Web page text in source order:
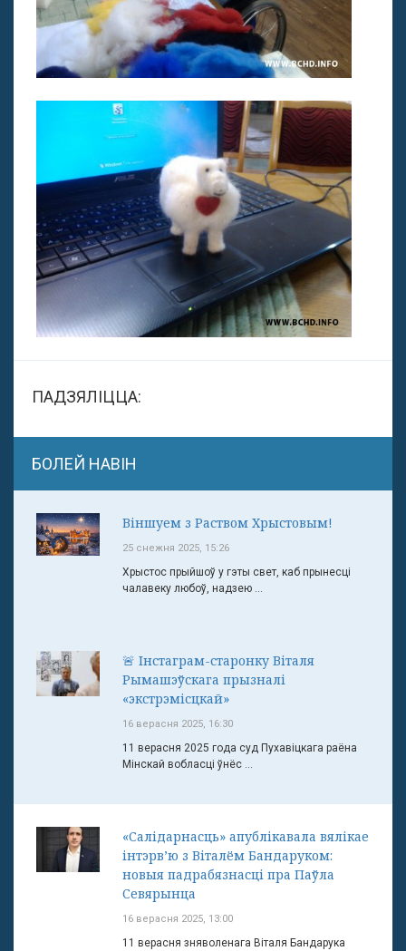
ПАДЗЯЛІЦЦА:
БОЛЕЙ НАВІН
Віншуем з Раством Хрыстовым!
25 снежня 2025, 15:26
Хрыстос прыйшоў у гэты свет, каб прынесці
чалавеку любоў, надзею ...
🚨 Інстаграм-старонку Віталя
Рымашэўскага прызналі
«экстрэмісцкай»
16 верасня 2025, 16:30
11 верасня 2025 года суд Пухавіцкага раёна
Мінскай вобласці ўнёс ...
«Салідарнасць» апублікавала вялікае
інтэрв’ю з Віталём Бандаруком:
новыя падрабязнасці пра Паўла
Севярынца
16 верасня 2025, 13:00
11 верасня зняволенага Віталя Бандарука